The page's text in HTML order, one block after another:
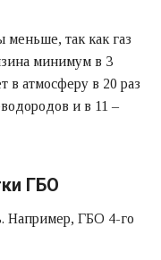
так как газ
минимум в 3
в атмосферу в 20 раз
и в 11 –
ГБО
Например, ГБО 4-го